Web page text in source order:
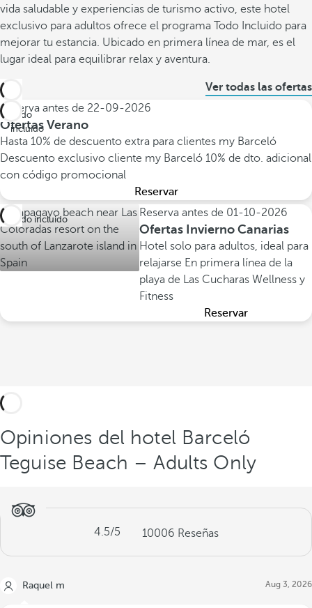
vida saludable y experiencias de turismo activo, este hotel
exclusivo para adultos ofrece el programa Todo Incluido para
mejorar tu estancia. Ubicado en primera línea de mar, es el
lugar ideal para equilibrar relax y aventura.
Ver todas las ofertas
Todo
incluido
Reserva antes de 22-09-2026
Ofertas Verano
Hasta 10% de descuento extra para clientes my Barceló
Descuento exclusivo cliente my Barceló 10% de dto. adicional
con código promocional
Reservar
Todo incluido
Reserva antes de 01-10-2026
Ofertas Invierno Canarias
Hotel solo para adultos, ideal para
relajarse En primera línea de la
playa de Las CucharasWellness y
Fitness
Reservar
Opiniones del hotel Barceló
Teguise Beach – Adults Only
4.5/5 10006 Reseñas
Raquel m Aug 3, 2026